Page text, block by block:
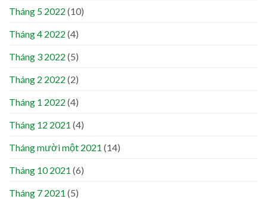
Tháng 5 2022 (10)
Tháng 4 2022 (4)
Tháng 3 2022 (5)
Tháng 2 2022 (2)
Tháng 1 2022 (4)
Tháng 12 2021 (4)
Tháng mười một 2021 (14)
Tháng 10 2021 (6)
Tháng 7 2021 (5)